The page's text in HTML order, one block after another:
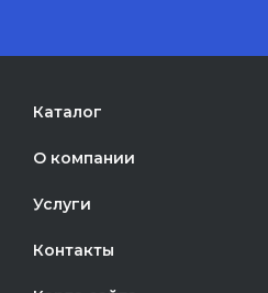
Каталог
О компании
Услуги
Контакты